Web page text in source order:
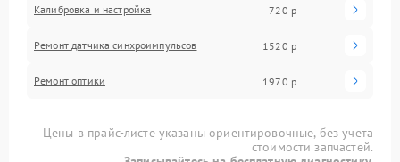
Калибровка и настройка 720 р
Ремонт датчика синхроимпульсов 1520 р
Ремонт оптики 1970 р
Цены в прайс-листе указаны ориентировочные, без учета
стоимости запчастей.